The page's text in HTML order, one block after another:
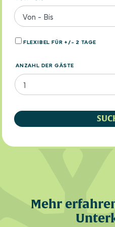
Von - Bis
FLEXIBEL FÜR +/- 2 TAGE
ANZAHL DER GÄSTE
Mehr